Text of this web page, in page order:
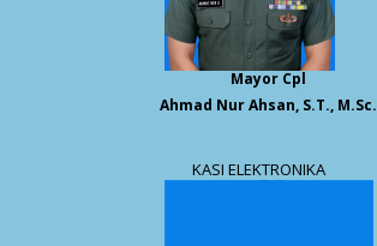
Mayor Cpl
Ahmad Nur Ahsan, S.T., M.Sc.
KASI ELEKTRONIKA